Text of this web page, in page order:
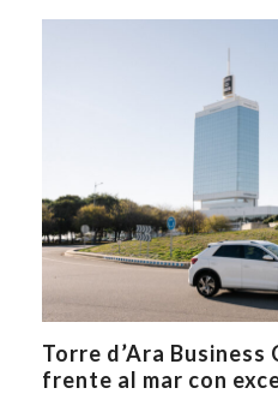
Torre d’Ara
frente al mar con